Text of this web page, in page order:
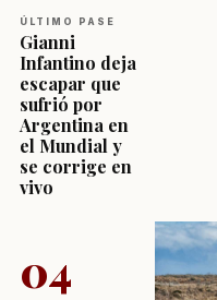
ÚLTIMO PASE
Gianni
Infantino deja
escapar que
sufrió por
Argentina en
el Mundial y
se corrige en
vivo
04